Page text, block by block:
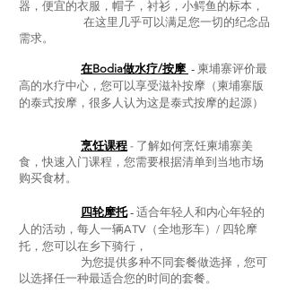
器，便宜的衣服，帽子，衬衫，小鳄鱼的标本，
在这里几乎可以满足您一切的纪念品
需求。
在Bodia做水疗/按摩 - 柬埔寨评价最
高的水疗中心，您可以享受滋补按摩（柬埔寨版
的泰式按摩，很多人认为这是泰式按摩的起源）
烹饪课程 - 了解如何烹饪柬埔寨美
食，快速入门课程，您需要根据清单到当地市场
购买食材。
四轮摩托- 适合年轻人和内心年轻的
人的活动，每人一辆ATV（全地形车）/ 四轮摩
托，您可以在乡下骑行，
为您提供多种不同套餐做选择，您可
以选择任一种最适合您的时间的套餐。